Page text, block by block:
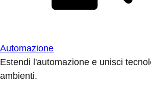
Automazione
Estendi l'automazione e unisci
ambienti.